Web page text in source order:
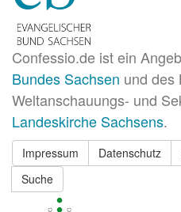
Confessio.de ist ein
Bundes Sachsen und des
Weltanschauungs- und
Landeskirche Sachsens.
Impressum Datenschutz
Suche